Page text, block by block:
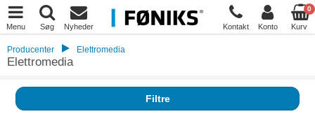
Menu Søg Nyheder Kontakt Konto
0
Kurv
Producenter Elettromedia
Elettromedia
Filtre